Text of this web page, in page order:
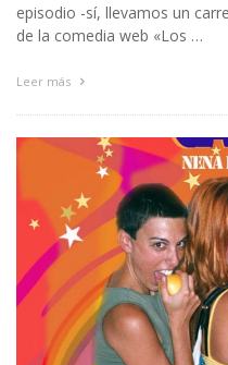
episodio -sí, llevamos un
de la comedia web «Los …
Leer más